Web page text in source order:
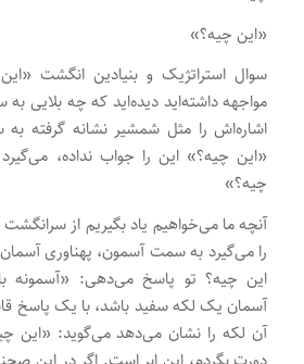
«این چیه؟»
سوال استراتژیک و بنیادین انگشت
مواجهه داشته‌اید دیده‌اید که چه بلایی
اشاره‌اش را مثل شمشیر نشانه گرفته
«این چیه؟» این را جواب نداده،
چیه؟»
آنچه ما می‌خواهیم یاد بگیریم از
را می‌گیرد به سمت آسمون، پهناوری
این چیه؟ تو پاسخ می‌دهی: «آسمونه
آسمان یک لکه سفید باشد، با یک پاسخ
آن لکه را نشان می‌دهد می‌گوید: «این